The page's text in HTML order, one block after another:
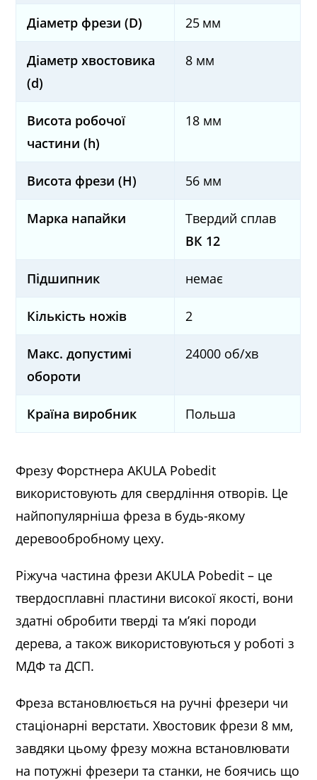
Діаметр фрези (D) 25 мм
Діаметр хвостовика
(d)
8 мм
Висота робочої
частини (h)
18 мм
Висота фрези (H) 56 мм
Марка напайки
Твердий сплав
ВК 12
Підшипник немає
Кількість ножів 2
Макс. допустимі
обороти
24000 об/хв
Країна виробник Польша
Фрезу Форстнера AKULA Pobedit
використовують для свердління отворів. Це
найпопулярніша фреза в будь-якому
деревообробному цеху.
Ріжуча частина фрези AKULA Pobedit – це
твердосплавні пластини високої якості, вони
здатні обробити тверді та м’які породи
дерева, а також використовуються у роботі з
МДФ та ДСП.
Фреза встановлюється на ручні фрезери чи
стаціонарні верстати. Хвостовик фрези 8 мм,
завдяки цьому фрезу можна встановлювати
на потужні фрезери та станки, не боячись що